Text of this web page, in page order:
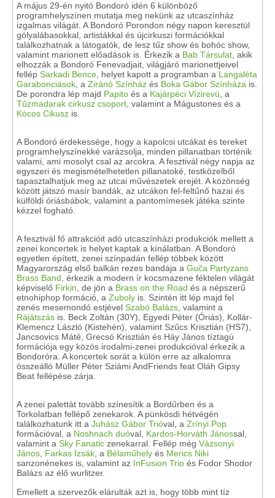
A május 29-én nyitó Bondoró idén 6 különböző
programhelyszínen mutatja meg nekünk az utcaszínház
izgalmas világát. A Bondoró Porondon négy napon keresztül
gólyalábasokkal, artistákkal és újcirkuszi formációkkal
találkozhatnak a látogatók, de lesz tűz show és bohóc show,
valamint marionett előadások is. Érkezik a Bab Társulat , akik
elhozzák a Bondoró Fenevadjait, világjáró marionettjeivel
fellép Sarkadi Bence , helyet kapott a programban a Langaléta
Garabonciások , a Ziránó Színház és Boka Gábor Színháza is.
De porondra lép majd Papito és a Kajárpéci Vízirevü , a
Tűzmadarak cirkusz csoport , valamint a Mágustones és a
Kócos Cikusz is.
A Bondoró érdekessége, hogy a kapolcsi utcákat és tereket
programhelyszínekké varázsolja, minden pillanatban történik
valami, ami mosolyt csal az arcokra. A fesztivál négy napja az
egyszeri és megismételhetetlen pillanatoké, testközelből
tapasztalhatjuk meg az utcai művészetek erejét. A közönség
között játszó masír bandák, az utcákon fel-feltűnő hazai és
külföldi óriásbábok, valamint a pantomímesek játéka szinte
kézzel fogható.
A fesztivál fő attrakcióit adó utcaszínházi produkciók mellett a
zenei koncertek is helyet kaptak a kínálatban. A Bondoró
egyetlen épített, zenei színpadán fellép többek között
Magyarország első balkán rezes bandája a Guča Partyzans
Brass Band , érkezik a modern ír kocsmazene féktelen világát
képviselő Firkin , de jön a Brass on the Road és a népszerű
etnohiphop formáció, a Zuboly is. Szintén itt lép majd fel
zenés mesemondó estjével Szabó Balázs , valamint a
Rájátszás is. Beck Zoltán (30Y), Egyedi Péter (Óriás), Kollár-
Klemencz László (Kistehén), valamint Szűcs Krisztián (HS7),
Jancsovics Máté, Grecsó Krisztián és Háy János tíztagú
formációja egy közös irodalmi-zenei produkcióval érkezik a
Bondoróra. A koncertek sorát a külön erre az alkalomra
összeálló Müller Péter Sziámi AndFriends feat Oláh Gipsy
Beat fellépése zárja.
A zenei palettát tovább színesítik a Bordűrben és a
Torkolatban fellépő zenekarok. A pünkösdi hétvégén
találkozhatunk itt a Juhász Gábor Trióval, a Zrínyi Pop
formációval, a Noshnach duóval, Kardos-Horváth Jánossal,
valamint a Sky Fanatic zenekarral. Fellép még Vázsonyi
János Farkas Izsák , a Bélaműhely és Merics Niki
sanzonénekes is, valamint az InFusion Trio és Fodor Shodor
Balázs az élő wurlitzer.
Emellett a szervezők elárulták azt is, hogy több mint tíz